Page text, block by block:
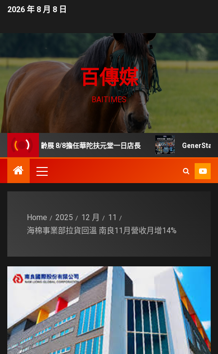
2026 年 8 月 8 日
百傳媒
BAITIMES
樂齡展 8/8擔任華陀扶元堂一日店長 GenerStand 擬推
Home 2025 12 月
11
海棉事業部拉貨回溫 南良11月營收月增14%